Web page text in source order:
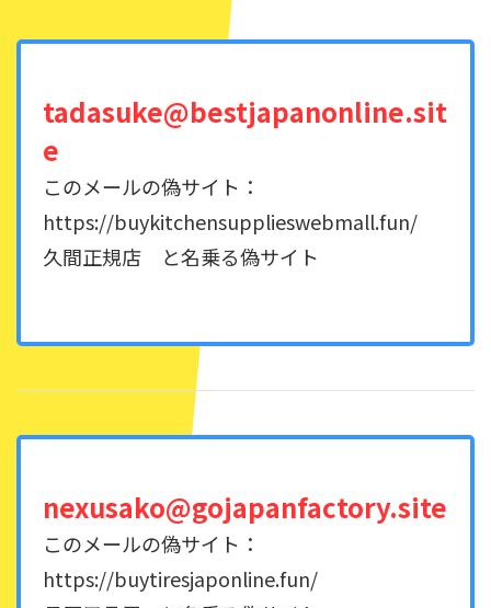
tadasuke@bestjapanonline.sit
e
このメールの偽サイト：
https://buykitchensupplieswebmall.fun/
久間正規店 と名乗る偽サイト
nexusako@gojapanfactory.site
このメールの偽サイト：
https://buytiresjaponline.fun/